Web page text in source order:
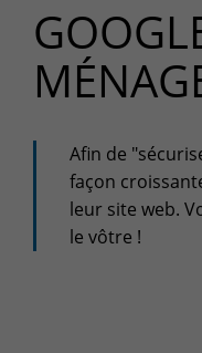
Customer area
Access to the
Services Center
Support for incidents
+32(0)800/
+32(0)800/12.812
Afin de
façon
leur site web.
le vôtre !